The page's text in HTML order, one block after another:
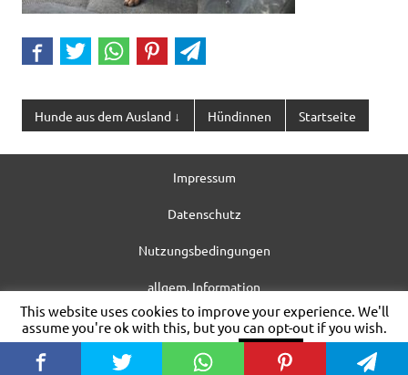
Hunde aus dem Ausland ↓ Hündinnen Startseite
Impressum
Datenschutz
Nutzungsbedingungen
allgem. Information
WordPress-Theme: Dynamic News von ThemeZee.
This website uses cookies to improve your experience. We'll
assume you're ok with this, but you can opt-out if you wish.
Cookie settings
ACCEPT